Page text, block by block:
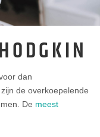
dan
de overkoepelende
De meest